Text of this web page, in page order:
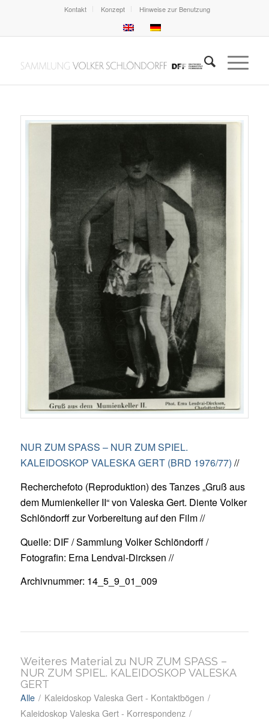
Kontakt Konzept Hinweise zur Benutzung
NUR ZUM SPASS – NUR ZUM SPIEL.
KALEIDOSKOP VALESKA GERT (BRD 1976/77) //
Recherchefoto (Reproduktion) des Tanzes „Gruß aus
dem Mumienkeller II“ von Valeska Gert. Diente Volker
Schlöndorff zur Vorbereitung auf den Film //
Quelle: DIF / Sammlung Volker Schlöndorff /
Fotografin: Erna Lendvai-Dircksen //
Archivnummer: 14_5_9_01_009
Weiteres Material zu NUR ZUM SPASS –
NUR ZUM SPIEL. KALEIDOSKOP VALESKA
GERT
Alle / Kaleidoskop Valeska Gert - Kontaktbögen /
Kaleidoskop Valeska Gert - Korrespondenz /